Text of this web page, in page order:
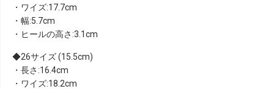
・ワイズ:17.7cm
・幅:5.7cm
・ヒールの高さ:3.1cm
26サイズ (15.5cm)
・長さ:16.4cm
・ワイズ:18.2cm